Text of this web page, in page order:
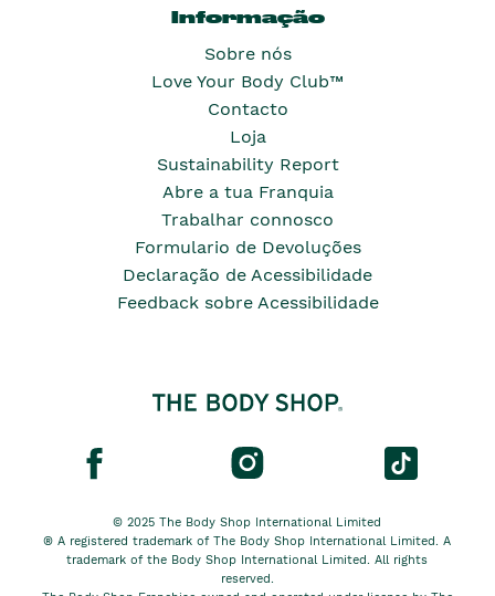
Informação
Sobre nós
Love Your Body Club™
Contacto
Loja
Sustainability Report
Abre a tua Franquia
Trabalhar connosco
Formulario de Devoluções
Declaração de Acessibilidade
Feedback sobre Acessibilidade
© 2025 The Body Shop International Limited
® A registered trademark of The Body Shop International Limited. A
trademark of the Body Shop International Limited. All rights
reserved.